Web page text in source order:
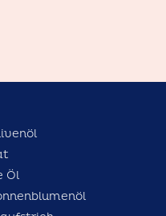
Öl